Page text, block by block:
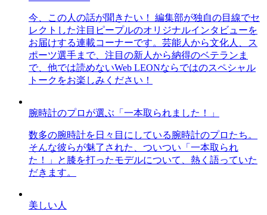
今、この人の話が聞きたい！ 編集部が独自の目線でセ
レクトした注目ピープルのオリジナルインタビューを
お届けする連載コーナーです。芸能人から文化人、ス
ポーツ選手まで、注目の新人から納得のベテランま
で、他では読めないWeb LEONならではのスペシャル
トークをお楽しみください！
腕時計のプロが選ぶ「一本取られました！」
数多の腕時計を日々目にしている腕時計のプロたち。
そんな彼らが魅了された、ついつい「一本取られ
た！」と膝を打ったモデルについて、熱く語っていた
だきます。
美しい人